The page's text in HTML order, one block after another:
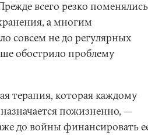
всего резко поменялись
а многим
совсем не до регулярных
обострило проблему
терапия, которая каждому
пожизненно, —
до войны финансировать